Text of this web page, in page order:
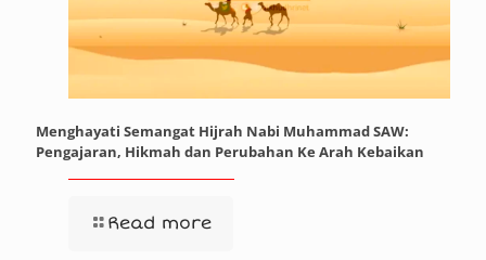
Menghayati Semangat Hijrah Nabi Muhammad SAW:
Pengajaran, Hikmah dan Perubahan Ke Arah Kebaikan
Read more